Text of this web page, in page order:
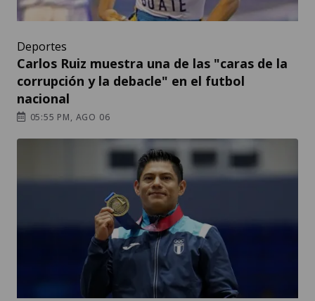
Deportes
Carlos Ruiz muestra una de las "caras de la
corrupción y la debacle" en el futbol
nacional
05:55 PM, AGO 06